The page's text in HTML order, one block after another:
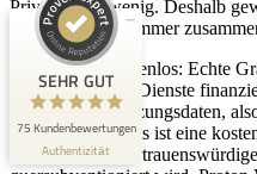
Privatsphäre wenig. Deshalb
Logging-Praxis immer
Zum Thema kostenlos: Echte
Viele kostenlose Dienste
Verkauf von Nutzungsdaten,
VPN da ist. Seriös ist eine
sie von einem
SEHR GUT
75 Kundenbewertungen
Authentizität
29
46
Bewertungen von 3
anderen Quellen
Blick aufs ProvenExpert-Profil